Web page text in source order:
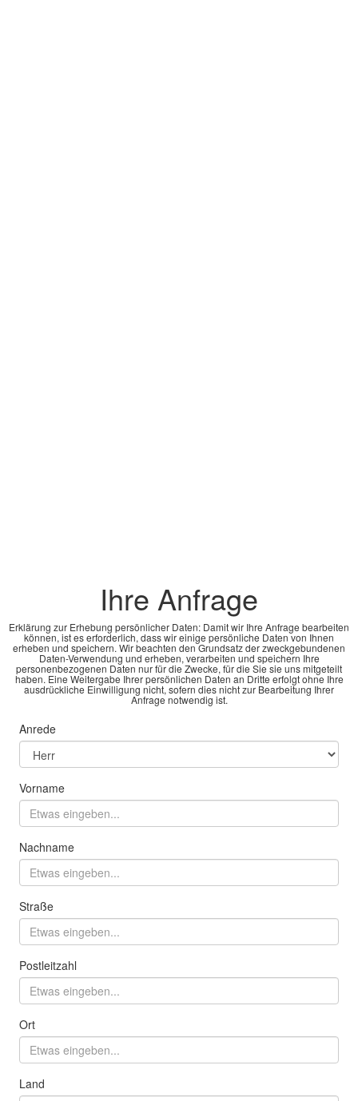
Ihre Anfrage
Erklärung zur Erhebung persönlicher Daten: Damit wir Ihre Anfrage bearbeiten
können, ist es erforderlich, dass wir einige persönliche Daten von Ihnen
erheben und speichern. Wir beachten den Grundsatz der zweckgebundenen
Daten-Verwendung und erheben, verarbeiten und speichern Ihre
personenbezogenen Daten nur für die Zwecke, für die Sie sie uns mitgeteilt
haben. Eine Weitergabe Ihrer persönlichen Daten an Dritte erfolgt ohne Ihre
ausdrückliche Einwilligung nicht, sofern dies nicht zur Bearbeitung Ihrer
Anfrage notwendig ist.